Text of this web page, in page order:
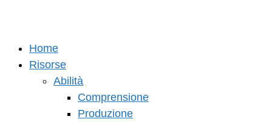
Home
Risorse
Abilità
Comprensione
Produzione